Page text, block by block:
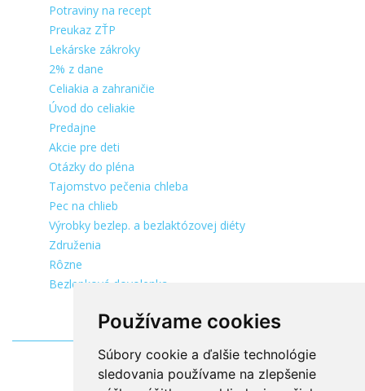
Používame cookies
Súbory cookie a ďalšie technológie
sledovania používame na zlepšenie
Potraviny na recept
Preukaz ZŤP
Lekárske zákroky
2% z dane
Celiakia a zahraničie
Úvod do celiakie
Predajne
Akcie pre deti
Otázky do pléna
Tajomstvo pečenia chleba
Pec na chlieb
Výrobky bezlep. a bezlaktózovej diéty
Združenia
Rôzne
Bezlepková dovolenka